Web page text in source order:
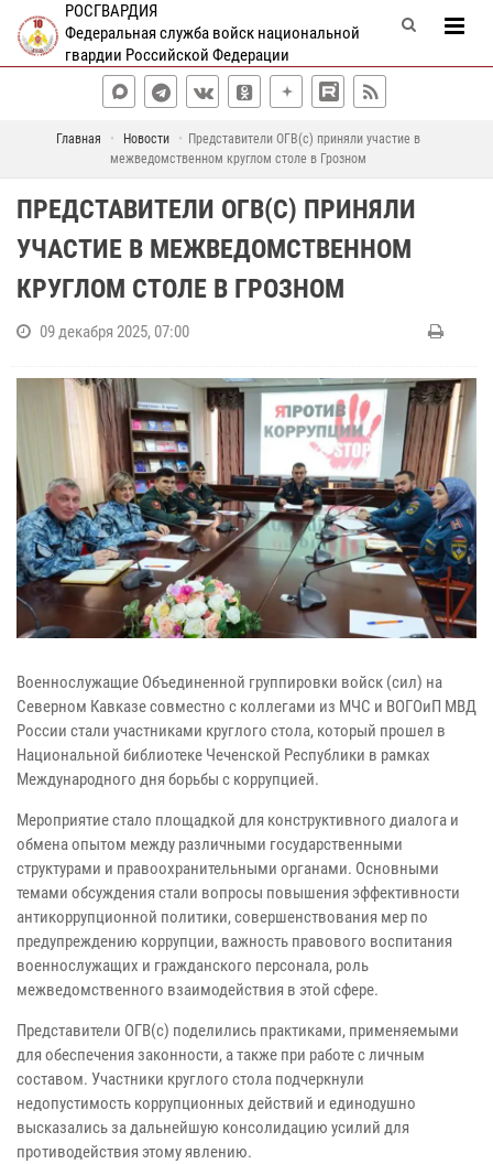
РОСГВАРДИЯ
Федеральная служба войск национальной
гвардии Российской Федерации
Главная Новости
Представители ОГВ(с) приняли участие в
межведомственном круглом столе в Грозном
ПРЕДСТАВИТЕЛИ ОГВ(С) ПРИНЯЛИ
УЧАСТИЕ В МЕЖВЕДОМСТВЕННОМ
КРУГЛОМ СТОЛЕ В ГРОЗНОМ
09 декабря 2025, 07:00
Военнослужащие Объединенной группировки войск (сил) на
Северном Кавказе совместно с коллегами из МЧС и ВОГОиП МВД
России стали участниками круглого стола, который прошел в
Национальной библиотеке Чеченской Республики в рамках
Международного дня борьбы с коррупцией.
Мероприятие стало площадкой для конструктивного диалога и
обмена опытом между различными государственными
структурами и правоохранительными органами. Основными
темами обсуждения стали вопросы повышения эффективности
антикоррупционной политики, совершенствования мер по
предупреждению коррупции, важность правового воспитания
военнослужащих и гражданского персонала, роль
межведомственного взаимодействия в этой сфере.
Представители ОГВ(с) поделились практиками, применяемыми
для обеспечения законности, а также при работе с личным
составом. Участники круглого стола подчеркнули
недопустимость коррупционных действий и единодушно
высказались за дальнейшую консолидацию усилий для
противодействия этому явлению.